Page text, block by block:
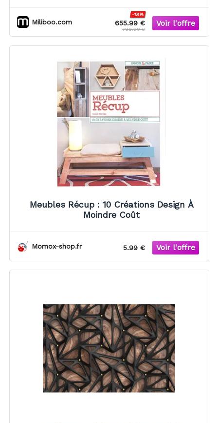
Miliboo.com 655.99 €
-18%
799.99 €
Meubles Récup : 10 Créations Design À
Moindre Coût
Momox-shop.fr 5.99 €